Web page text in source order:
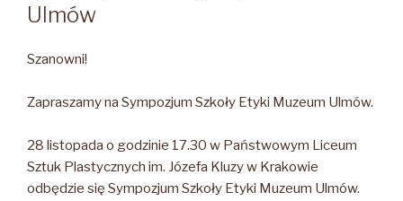
Ulmów
Szanowni!
Zapraszamy na Sympozjum Szkoły Etyki Muzeum Ulmów.
28 listopada o godzinie 17.30 w Państwowym Liceum
Sztuk Plastycznych im. Józefa Kluzy w Krakowie
odbędzie się Sympozjum Szkoły Etyki Muzeum Ulmów.